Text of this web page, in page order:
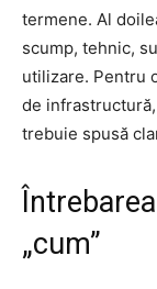
termene. Al
scump, tehnic,
utilizare. Pentru
de
trebuie spusă
„cum”